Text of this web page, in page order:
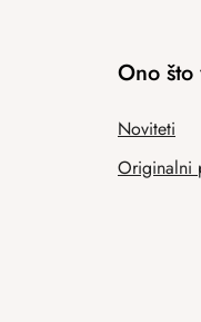
Ono što
Noviteti
Originalni